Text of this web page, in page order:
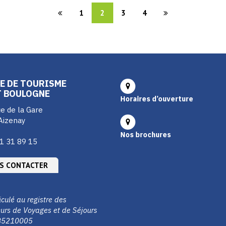
1 2 3 4
DE TOURISME
de la Gare
31 89 15
CONTACTER
au registre des
de Voyages et de Séjours
Horaires d’ouverture
Nos brochures